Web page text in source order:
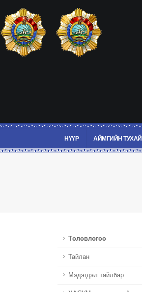
НҮҮР АЙМГИЙН ТУХАЙ
Төлөвлөгөө
Тайлан
Мэдэгдэл тайлбар